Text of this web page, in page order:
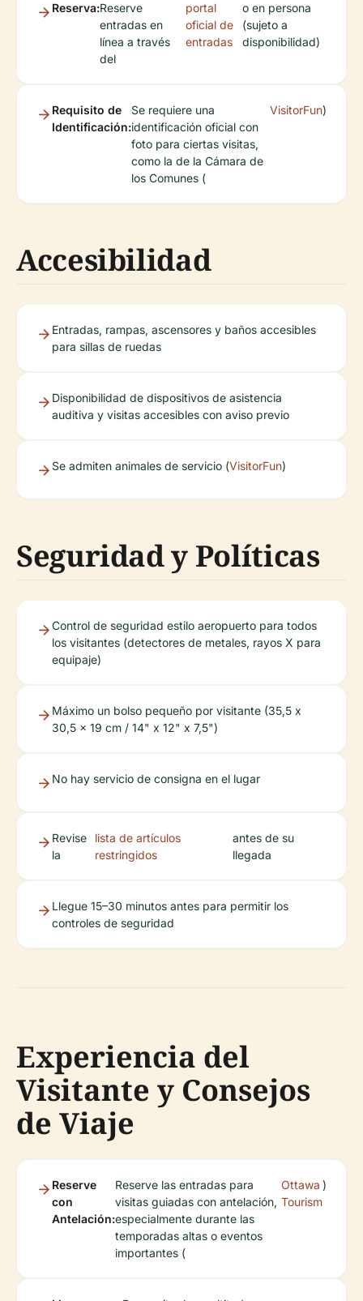
Reserva:Reserve
entradas en
línea a través
del
portal
oficial de
entradas
o en persona
(sujeto a
disponibilidad)
Requisito de
Identificación:
Se requiere una
identificación oficial con
foto para ciertas visitas,
como la de la Cámara de
los Comunes (
VisitorFun)
Accesibilidad
Entradas, rampas, ascensores y baños accesibles
para sillas de ruedas
Disponibilidad de dispositivos de asistencia
auditiva y visitas accesibles con aviso previo
Se admiten animales de servicio (VisitorFun)
Seguridad y Políticas
Control de seguridad estilo aeropuerto para todos
los visitantes (detectores de metales, rayos X para
equipaje)
Máximo un bolso pequeño por visitante (35,5 x
30,5 x 19 cm / 14" x 12" x 7,5")
No hay servicio de consigna en el lugar
Revise
la
lista de artículos
restringidos
antes de su
llegada
Llegue 15–30 minutos antes para permitir los
controles de seguridad
Experiencia del
Visitante y Consejos
de Viaje
Reserve
con
Antelación:
Reserve las entradas para
visitas guiadas con antelación,
especialmente durante las
temporadas altas o eventos
importantes (
Ottawa
Tourism
)